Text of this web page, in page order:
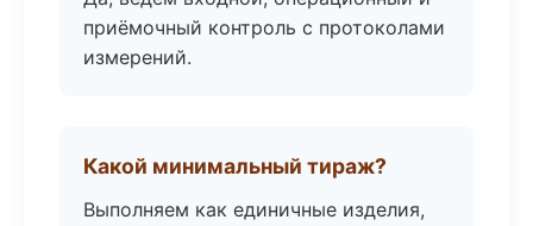
приёмочный контроль с протоколами
измерений.
Какой минимальный тираж?
Выполняем как единичные изделия,